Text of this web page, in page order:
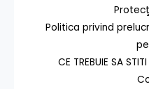
Politica privind
CE TREBUIE SA